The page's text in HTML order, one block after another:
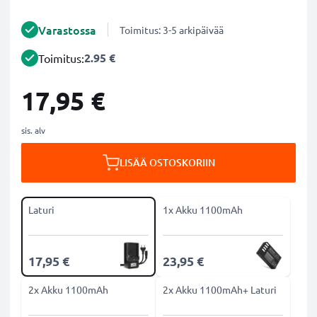
Varastossa Toimitus: 3-5 arkipäivää
Toimitus:2.95 €
17,95 €
sis. alv
LISÄÄ OSTOSKORIIN
Laturi
17,95 €
1x Akku 1100mAh
23,95 €
2x Akku 1100mAh 2x Akku 1100mAh+ Laturi